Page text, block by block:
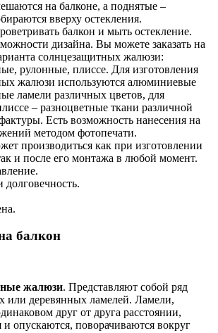
на балконе, а поднятые –
вверху остекления.
балкон и мыть остекление.
дизайна. Вы можете заказать на
солнцезащитных жалюзи:
рулонные, плиссе. Для изготовления
жалюзи используются алюминиевые
ламели различных цветов, для
– разноцветные ткани различной
Есть возможность нанесения на
методом фотопечати.
производиться как при изготовлении
и после его монтажа в любой момент.
балкон
жалюзи. Представляют собой ряд
или деревянных ламелей. Ламели,
друг от друга расстоянии,
опускаются, поворачиваются вокруг